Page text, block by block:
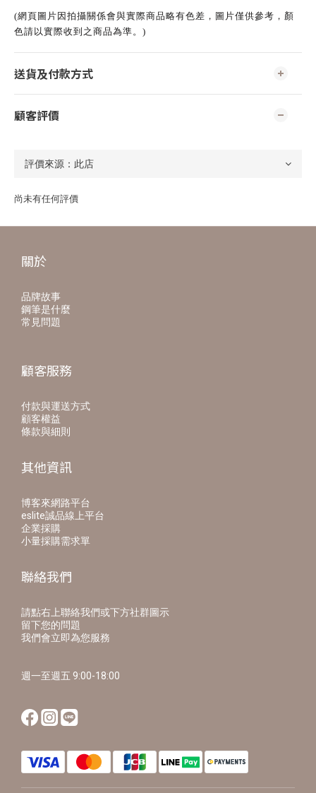
(網頁圖片因拍攝關係會與實際商品略有色差，圖片僅供參考，顏
色請以實際收到之商品為準。)
送貨及付款方式
顧客評價
尚未有任何評價
關於
品牌故事
鋼筆是什麼
常見問題
顧客服務
付款與運送方式
顧客權益
條款與細則
其他資訊
博客來網路平台
eslite誠品線上平台
企業採購
小量採購需求單
聯絡我們
請點右上聯絡我們或下方社群圖示
留下您的問題
我們會立即為您服務
週一至週五 9:00-18:00